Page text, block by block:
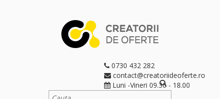
0730 432 282
contact@creatoriideoferte.ro
Luni -Vineri 09.30 - 18.00